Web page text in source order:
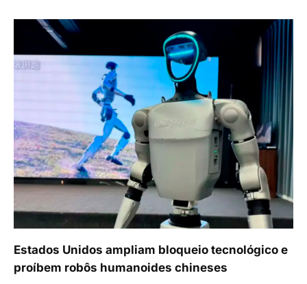
Estados Unidos ampliam bloqueio tecnológico e
proíbem robôs humanoides chineses